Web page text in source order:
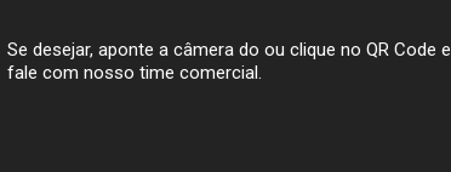
Se desejar, aponte a câmera do ou clique no QR Code e
fale com nosso time comercial.